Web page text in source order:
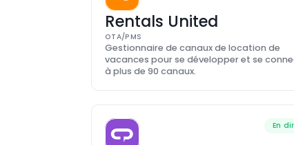
Rentals United
OTA/PMS
Gestionnaire de canaux de location de
vacances pour se développer et se
à plus de 90 canaux.
En